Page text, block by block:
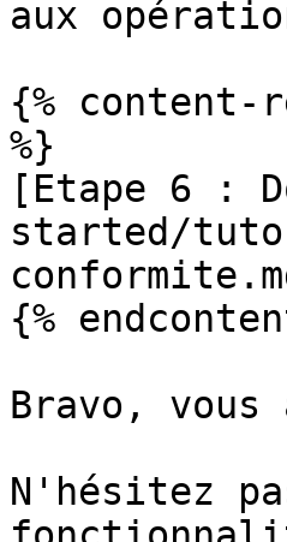
aux
{% content-
%}
[Etape 6 :
started/
{%
Bravo,
N'hésitez